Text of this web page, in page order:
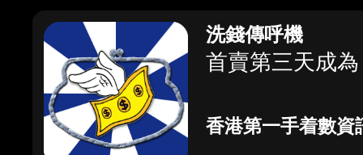
洗錢傳呼機
首賣第三天成
香港第一手着數